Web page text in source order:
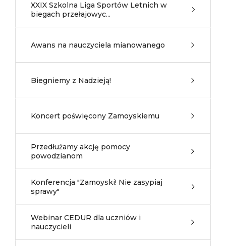
XXIX Szkolna Liga Sportów Letnich w
biegach przełajowyc...
Awans na nauczyciela mianowanego
Biegniemy z Nadzieją!
Koncert poświęcony Zamoyskiemu
Przedłużamy akcję pomocy
powodzianom
Konferencja "Zamoyski! Nie zasypiaj
sprawy"
Webinar CEDUR dla uczniów i
nauczycieli